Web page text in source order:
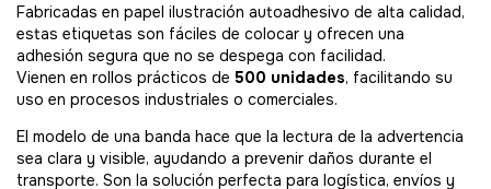
Fabricadas en papel ilustración autoadhesivo de alta calidad,
estas etiquetas son fáciles de colocar y ofrecen una
adhesión segura que no se despega con facilidad.
Vienen en rollos prácticos de 500 unidades, facilitando su
uso en procesos industriales o comerciales.
El modelo de una banda hace que la lectura de la advertencia
sea clara y visible, ayudando a prevenir daños durante el
transporte. Son la solución perfecta para logística, envíos y